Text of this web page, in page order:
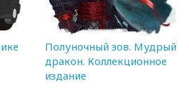
Полуночный зов. Мудрый
дракон. Коллекционное
издание